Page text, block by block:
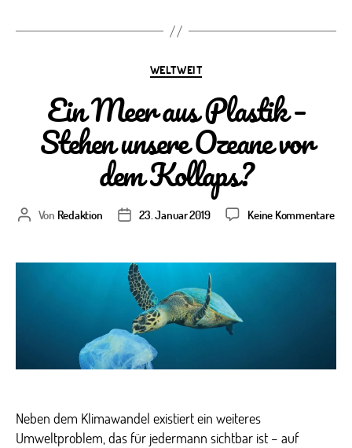
Kategorien
WELTWEIT
Ein Meer aus Plastik –
Stehen unsere Ozeane vor
dem Kollaps?
Beitragsautor
Von Redaktion Veröffentlichungsdatum
23. Januar 2019 Keine Kommentarezu
aus
vor
Neben dem Klimawandel existiert ein weiteres
Umweltproblem, das für jedermann sichtbar ist – auf